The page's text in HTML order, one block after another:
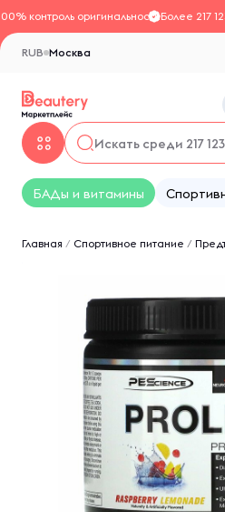
контроль оригинальностиБолее 217
Москва
RUB
БАДы и витамины
Главная / Спортивное питание /